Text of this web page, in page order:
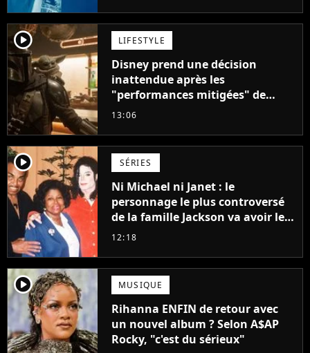
player2 LIFESTYLE
Disney prend une décision
inattendue après les
"performances mitigées" de
Vaiana et The Mandalorian &
13:06
player2 SÉRIES
Ni Michael ni Janet : le
personnage le plus controversé
de la famille Jackson va avoir le
droit à sa propre série
12:18
player2 MUSIQUE
Rihanna ENFIN de retour avec
un nouvel album ? Selon A$AP
Rocky, "c'est du sérieux"